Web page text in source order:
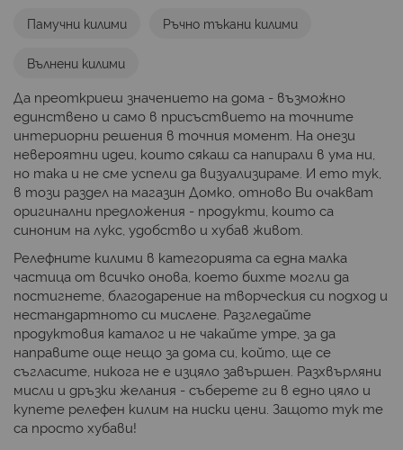
Памучни килими Ръчно тъкани килими
Вълнени килими
Да преоткриеш значението на дома - възможно
единствено и само в присъствието на точните
интериорни решения в точния момент. На онези
невероятни идеи, които сякаш са напирали в ума ни,
но така и не сме успели да визуализираме. И ето тук,
в този раздел на магазин Домко, отново Ви очакват
оригинални предложения - продукти, които са
синоним на лукс, удобство и хубав живот.
Релефните килими в категорията са една малка
частица от всичко онова, което бихте могли да
постигнете, благодарение на творческия си подход и
нестандартното си мислене. Разгледайте
продуктовия каталог и не чакайте утре, за да
направите още нещо за дома си, който, ще се
съгласите, никога не е изцяло завършен. Разхвърляни
мисли и дръзки желания - съберете ги в едно цяло и
купете релефен килим на ниски цени. Защото тук те
са просто хубави!